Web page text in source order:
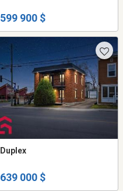
599 900 $
Duplex
639 000 $